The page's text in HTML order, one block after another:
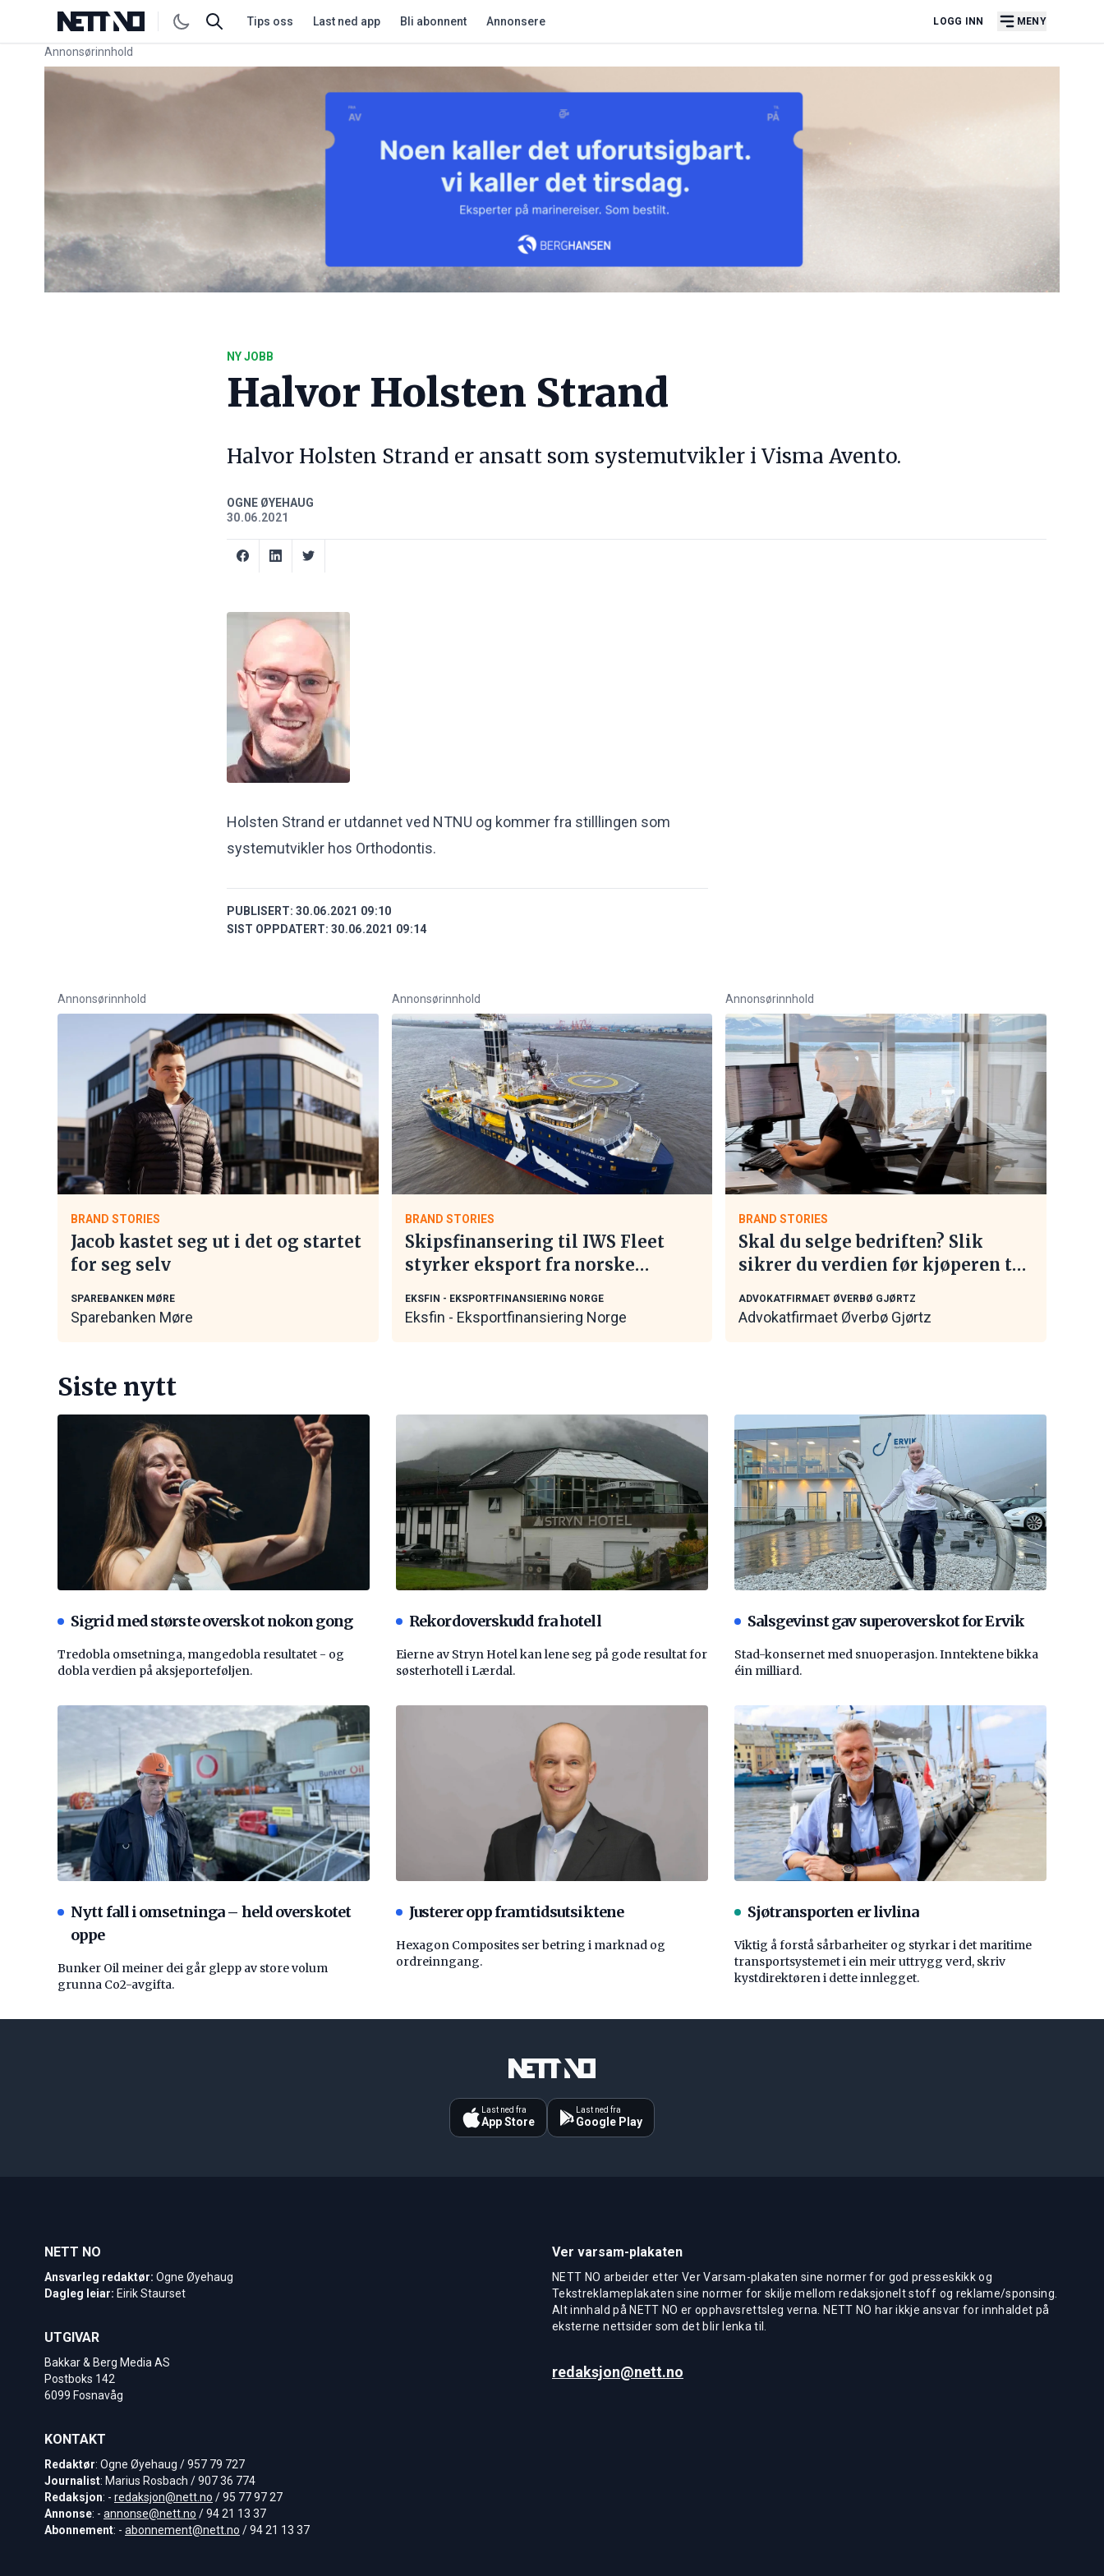
Tips oss Last ned app Bli abonnent Annonsere LOGG INN MENY
Annonsørinnhold
Link for annonse
NY JOBB
Halvor Holsten Strand
Halvor Holsten Strand er ansatt som systemutvikler i Visma Avento.
OGNE ØYEHAUG
30.06.2021
Holsten Strand er utdannet ved NTNU og kommer fra stilllingen som
systemutvikler hos Orthodontis.
PUBLISERT: 30.06.2021 09:10
SIST OPPDATERT: 30.06.2021 09:14
Annonsørinnhold
BRAND STORIES
Jacob kastet seg ut i det og startet
for seg selv
SPAREBANKEN MØRE
Sparebanken Møre
Annonsørinnhold
BRAND STORIES
Skipsfinansering til IWS Fleet
styrker eksport fra norske
EKSFIN - EKSPORTFINANSIERING NORGE
Eksfin - Eksportfinansiering Norge
Annonsørinnhold
BRAND STORIES
Skal du selge bedriften? Slik
sikrer du verdien før kjøperen tar
ADVOKATFIRMAET ØVERBØ GJØRTZ
Advokatfirmaet Øverbø Gjørtz
Siste nytt
Sigrid med største overskot nokon gong
Tredobla omsetninga, mangedobla resultatet - og
dobla verdien på aksjeporteføljen.
Rekordoverskudd fra hotell
Eierne av Stryn Hotel kan lene seg på gode resultat for
søsterhotell i Lærdal.
Salsgevinst gav superoverskot for Ervik
Stad-konsernet med snuoperasjon. Inntektene bikka
éin milliard.
Nytt fall i omsetninga – held overskotet
oppe
Bunker Oil meiner dei går glepp av store volum
grunna Co2-avgifta.
Justerer opp framtidsutsiktene
Hexagon Composites ser betring i marknad og
ordreinngang.
Sjøtransporten er livlina
Viktig å forstå ­sårbarheiter og styrkar i det maritime
transport­systemet i ein meir uttrygg verd, skriv
kystdirektøren i dette innlegget.
Last ned fra
App Store
Last ned fra
Google Play
NETT NO
Ansvarleg redaktør: Ogne Øyehaug
Dagleg leiar: Eirik Staurset
UTGIVAR
Bakkar & Berg Media AS
Postboks 142
6099 Fosnavåg
KONTAKT
Redaktør: Ogne Øyehaug / 957 79 727
Journalist: Marius Rosbach / 907 36 774
Redaksjon: - redaksjon@nett.no / 95 77 97 27
Annonse: - annonse@nett.no / 94 21 13 37
Abonnement: - abonnement@nett.no / 94 21 13 37
Ver varsam-plakaten
NETT NO arbeider etter Ver Varsam-plakaten sine normer for god presseskikk og
Tekstreklameplakaten sine normer for skilje mellom redaksjonelt stoff og reklame/sponsing.
Alt innhald på NETT NO er opphavsrettsleg verna. NETT NO har ikkje ansvar for innhaldet på
eksterne nettsider som det blir lenka til.
redaksjon@nett.no